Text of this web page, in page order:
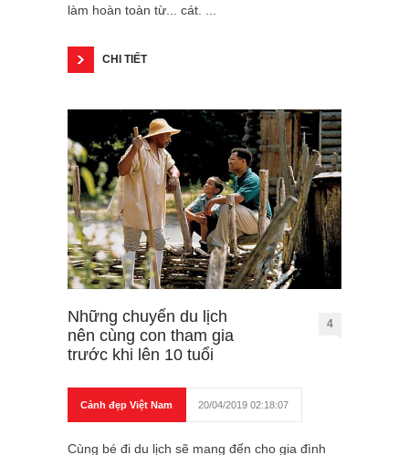
làm hoàn toàn từ... cát. ...
CHI TIẾT
Những chuyến du lịch
nên cùng con tham gia
trước khi lên 10 tuổi
4
Cảnh đẹp Việt Nam 20/04/2019 02:18:07
Cùng bé đi du lịch sẽ mang đến cho gia đình